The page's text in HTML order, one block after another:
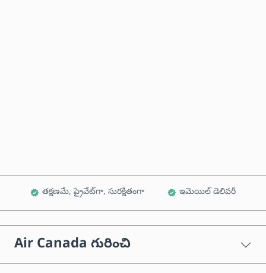
తక్షణమే, ప్రైవేట్‌గా, సురక్షితంగా ఇమెయిల్ డెలివరీ
Air Canada గురించి